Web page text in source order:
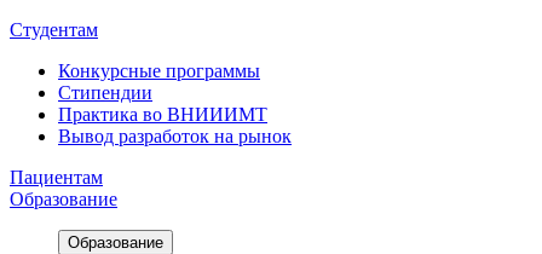
Студентам
Конкурсные программы
Стипендии
Практика во ВНИИИМТ
Вывод разработок на рынок
Пациентам
Образование
Образование